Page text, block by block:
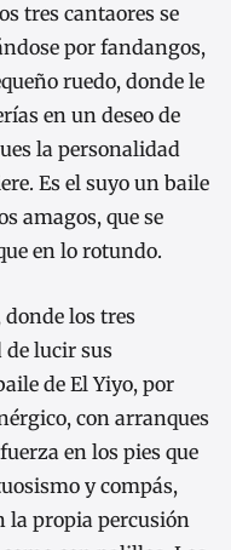
tres cantaores se
por fandangos,
ruedo, donde le
en un deseo de
la personalidad
Es el suyo un baile
amagos, que se
en lo rotundo.
los tres
lucir sus
de El Yiyo, por
con arranques
en los pies que
y compás,
la propia percusión